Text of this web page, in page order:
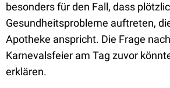
besonders für den Fall, dass
Gesundheitsprobleme auftreten,
Apotheke anspricht. Die Frage
Karnevalsfeier am Tag zuvor
erklären.